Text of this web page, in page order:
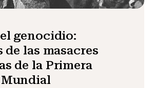
genocidio:
de las masacres
de la Primera